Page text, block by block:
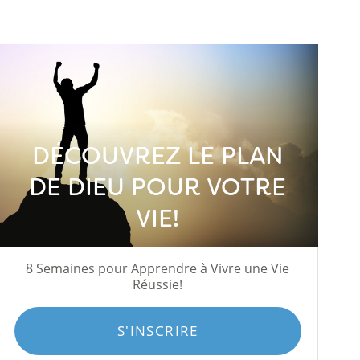
DÉCOUVREZ LE PLAN
DE DIEU POUR VOTRE
VIE!
8 Semaines pour Apprendre à Vivre une Vie
Réussie!
S'INSCRIRE